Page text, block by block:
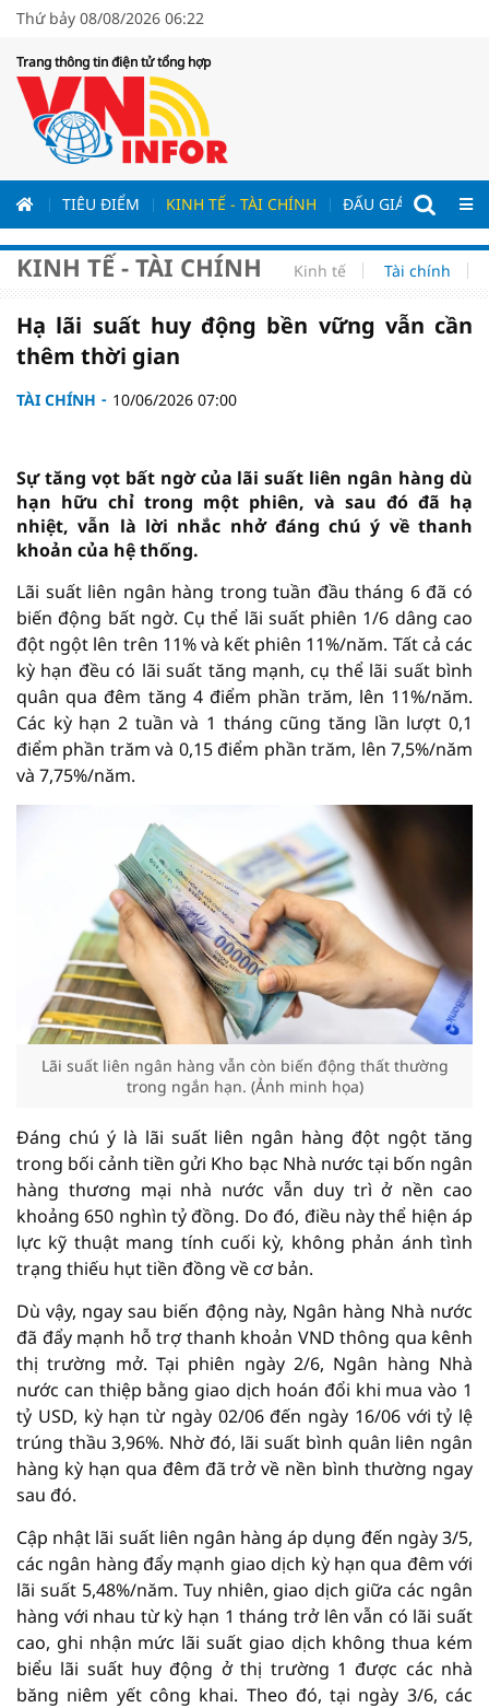
Thứ bảy 08/08/2026 06:22
Trang thông tin điện tử tổng hợp
TIÊU ĐIỂM KINH TẾ - TÀI CHÍNH ĐẤU GIÁ - ĐẤU
KINH TẾ - TÀI CHÍNH Kinh tế Tài chính
Hạ lãi suất huy động bền vững vẫn cần
thêm thời gian
TÀI CHÍNH 10/06/2026 07:00
Sự tăng vọt bất ngờ của lãi suất liên ngân hàng dù
hạn hữu chỉ trong một phiên, và sau đó đã hạ
nhiệt, vẫn là lời nhắc nhở đáng chú ý về thanh
khoản của hệ thống.
Lãi suất liên ngân hàng trong tuần đầu tháng 6 đã có
biến động bất ngờ. Cụ thể lãi suất phiên 1/6 dâng cao
đột ngột lên trên 11% và kết phiên 11%/năm. Tất cả các
kỳ hạn đều có lãi suất tăng mạnh, cụ thể lãi suất bình
quân qua đêm tăng 4 điểm phần trăm, lên 11%/năm.
Các kỳ hạn 2 tuần và 1 tháng cũng tăng lần lượt 0,1
điểm phần trăm và 0,15 điểm phần trăm, lên 7,5%/năm
và 7,75%/năm.
Lãi suất liên ngân hàng vẫn còn biến động thất thường
trong ngắn hạn. (Ảnh minh họa)
Đáng chú ý là lãi suất liên ngân hàng đột ngột tăng
trong bối cảnh tiền gửi Kho bạc Nhà nước tại bốn ngân
hàng thương mại nhà nước vẫn duy trì ở nền cao
khoảng 650 nghìn tỷ đồng. Do đó, điều này thể hiện áp
lực kỹ thuật mang tính cuối kỳ, không phản ánh tình
trạng thiếu hụt tiền đồng về cơ bản.
Dù vậy, ngay sau biến động này, Ngân hàng Nhà nước
đã đẩy mạnh hỗ trợ thanh khoản VND thông qua kênh
thị trường mở. Tại phiên ngày 2/6, Ngân hàng Nhà
nước can thiệp bằng giao dịch hoán đổi khi mua vào 1
tỷ USD, kỳ hạn từ ngày 02/06 đến ngày 16/06 với tỷ lệ
trúng thầu 3,96%. Nhờ đó, lãi suất bình quân liên ngân
hàng kỳ hạn qua đêm đã trở về nền bình thường ngay
sau đó.
Cập nhật lãi suất liên ngân hàng áp dụng đến ngày 3/5,
các ngân hàng đẩy mạnh giao dịch kỳ hạn qua đêm với
lãi suất 5,48%/năm. Tuy nhiên, giao dịch giữa các ngân
hàng với nhau từ kỳ hạn 1 tháng trở lên vẫn có lãi suất
cao, ghi nhận mức lãi suất giao dịch không thua kém
biểu lãi suất huy động ở thị trường 1 được các nhà
băng niêm yết công khai. Theo đó, tại ngày 3/6, các